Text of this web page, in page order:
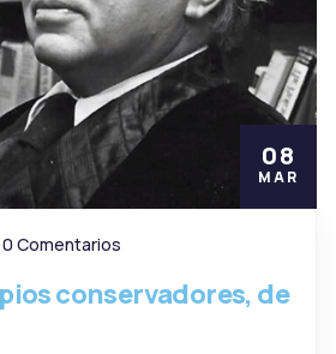
08
MAR
0 Comentarios
conservadores, de